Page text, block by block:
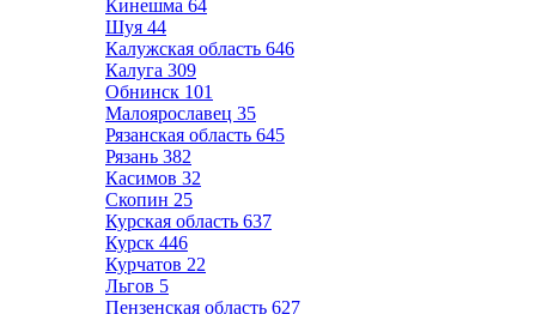
Кинешма 64
Шуя 44
Калужская область 646
Калуга 309
Обнинск 101
Малоярославец 35
Рязанская область 645
Рязань 382
Касимов 32
Скопин 25
Курская область 637
Курск 446
Курчатов 22
Льгов 5
Пензенская область 627